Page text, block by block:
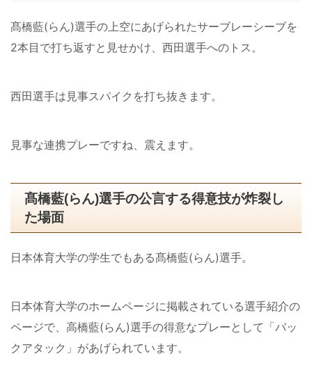
髙橋藍(らん)選手の上空にあげられたサーブレーシーブを
2本目で打ち返すと見せかけ、西田選手へのトス。
西田選手は見事スパイクを打ち抜きます。
見事な連携プレーですね、震えます。
髙橋藍(らん)選手の公言する得意技が炸裂し
た場面
日本体育大学の学生でもある髙橋藍(らん)選手。
日本体育大学のホームページに掲載されている選手紹介の
ページで、高橋藍(らん)選手の得意なプレーとして「バッ
クアタック」があげられています。